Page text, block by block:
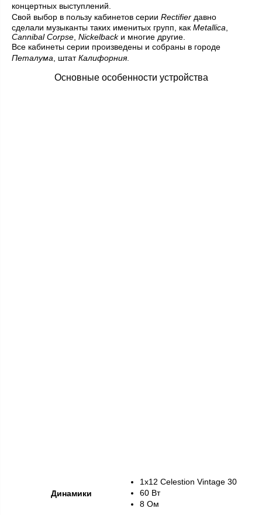
концертных выступлений.
Свой выбор в пользу кабинетов серии Rectifier давно
сделали музыканты таких именитых групп, как Metallica
Cannibal Corpse Nickelbackи многие другие.
Все кабинеты серии произведены и собраны в городе
Петалума , штатКалифорния.
Основные особенности устройства
Динамики
1x12 Celestion Vintage 30
60 Вт
8 Ом